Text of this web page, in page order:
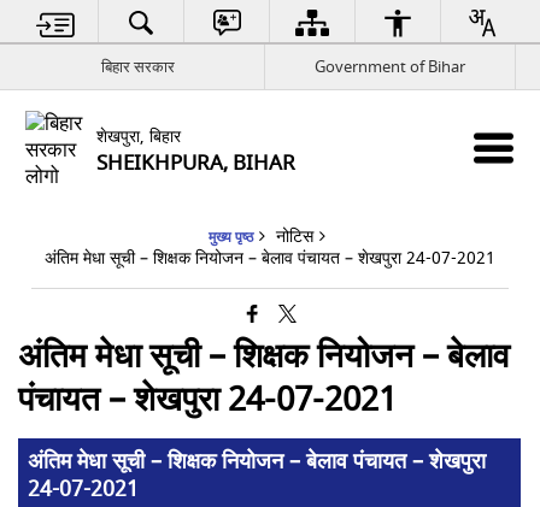
बिहार सरकार Government of Bihar
शेखपुरा, बिहार
SHEIKHPURA, BIHAR
मुख्य पृष्ठ
नोटिस
अंतिम मेधा सूची – शिक्षक नियोजन – बेलाव पंचायत – शेखपुरा 24-07-2021
अंतिम मेधा सूची – शिक्षक नियोजन – बेलाव
पंचायत – शेखपुरा 24-07-2021
अंतिम मेधा सूची – शिक्षक नियोजन – बेलाव पंचायत – शेखपुरा
24-07-2021